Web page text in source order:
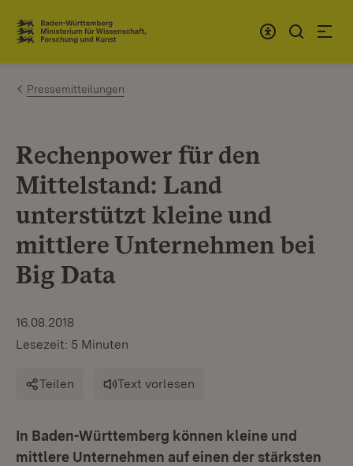
Zum Inhalt springen
Link zur Startseite
Pressemitteilungen
Rechenpower für den
Mittelstand: Land
unterstützt kleine und
mittlere Unternehmen bei
Big Data
16.08.2018
Lesezeit: 5 Minuten
Teilen Text vorlesen
In Baden-Württemberg können kleine und
mittlere Unternehmen auf einen der stärksten